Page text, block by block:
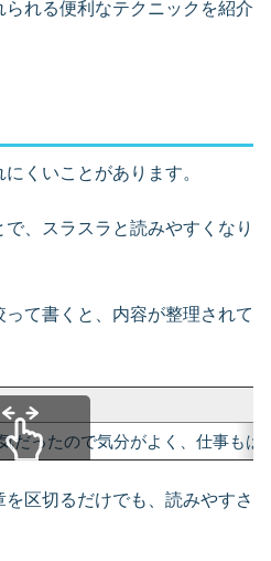
れる便利なテクニックを紹介
くいことがあります。
、スラスラと読みやすくなり
て書くと、内容が整理されて
だったので気分がよく、仕事も
区切るだけでも、読みやすさ